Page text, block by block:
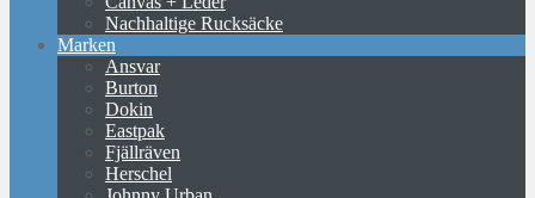
Nachhaltige Rucksäcke
Marken
Ansvar
Burton
Dokin
Eastpak
Fjällräven
Herschel